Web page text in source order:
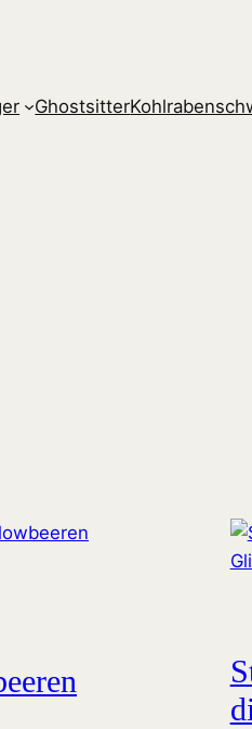
Ghostsitter